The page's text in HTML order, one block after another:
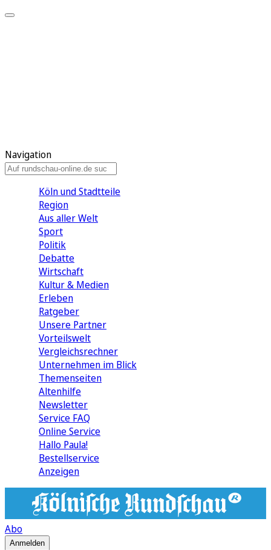
Navigation
Köln und Stadtteile
Region
Aus aller Welt
Sport
Politik
Debatte
Wirtschaft
Kultur & Medien
Erleben
Ratgeber
Unsere Partner
Vorteilswelt
Vergleichsrechner
Unternehmen im Blick
Themenseiten
Altenhilfe
Newsletter
Service FAQ
Online Service
Hallo Paula!
Bestellservice
Anzeigen
Abo
Anmelden